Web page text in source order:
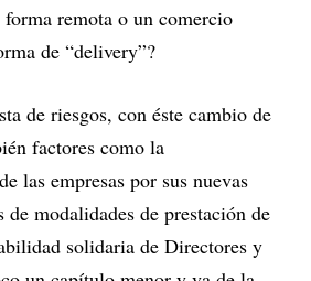
remota o un comercio
de “delivery”?
de riesgos, con éste cambio de
factores como la
las empresas por sus nuevas
modalidades de prestación de
solidaria de Directores y